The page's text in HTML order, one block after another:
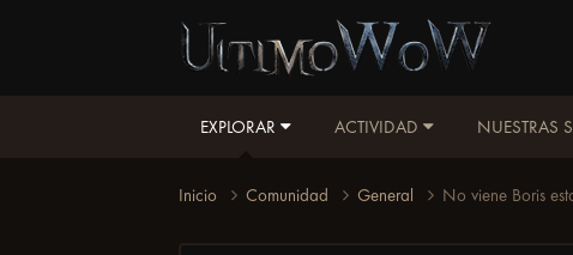
EXPLORAR ACTIVIDAD NUESTRAS
Inicio Comunidad General No viene Boris